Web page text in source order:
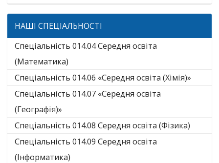
НАШІ СПЕЦІАЛЬНОСТІ
Спеціальність 014.04 Середня освіта
(Математика)
Спеціальність 014.06 «Середня освіта (Хімія)»
Спеціальність 014.07 «Середня освіта
(Географія)»
Спеціальність 014.08 Середня освіта (Фізика)
Спеціальність 014.09 Середня освіта
(Інформатика)